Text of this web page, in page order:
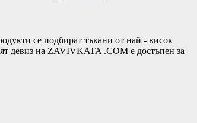
се подбират тъкани от най - висок
девиз на ZAVIVKATA .COM е достъпен за